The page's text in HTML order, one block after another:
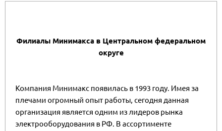
Филиалы Минимакса в Центральном федеральном
округе
Компания Минимакс появилась в 1993 году. Имея за
плечами огромный опыт работы, сегодня данная
организация является одним из лидеров рынка
электрооборудования в РФ. В ассортименте